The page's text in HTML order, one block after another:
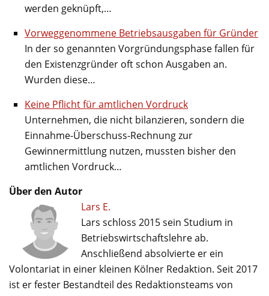
werden geknüpft,…
Vorweggenommene Betriebsausgaben für Gründer
In der so genannten Vorgründungsphase fallen für
den Existenzgründer oft schon Ausgaben an.
Wurden diese…
Keine Pflicht für amtlichen Vordruck
Unternehmen, die nicht bilanzieren, sondern die
Einnahme-Überschuss-Rechnung zur
Gewinnermittlung nutzen, mussten bisher den
amtlichen Vordruck…
Über den Autor
Lars E.
Lars schloss 2015 sein Studium in
Betriebswirtschaftslehre ab.
Anschließend absolvierte er ein
Volontariat in einer kleinen Kölner Redaktion. Seit 2017
ist er fester Bestandteil des Redaktionsteams von